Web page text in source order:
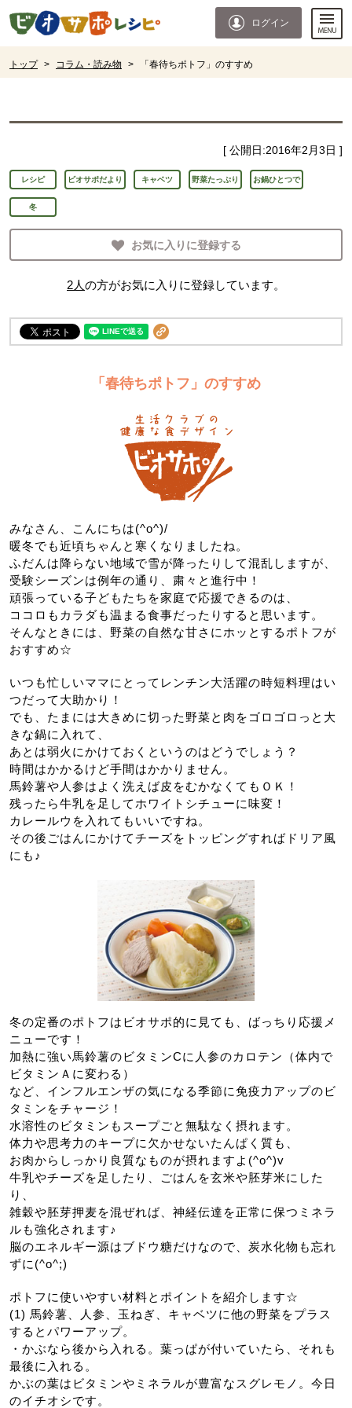
ページの先頭です。
ログイン
トップ > コラム・読み物 > 「春待ちポトフ」のすすめ
[ 公開日:2016年2月3日 ]
レシピ ビオサポだより キャベツ 野菜たっぷり お鍋ひとつで
冬
お気に入りに登録する
2人の方がお気に入りに登録しています。
「春待ちポトフ」のすすめ
みなさん、こんにちは(^o^)/
暖冬でも近頃ちゃんと寒くなりましたね。
ふだんは降らない地域で雪が降ったりして混乱しますが、
受験シーズンは例年の通り、粛々と進行中！
頑張っている子どもたちを家庭で応援できるのは、
ココロもカラダも温まる食事だったりすると思います。
そんなときには、野菜の自然な甘さにホッとするポトフが
おすすめ☆
いつも忙しいママにとってレンチン大活躍の時短料理はい
つだって大助かり！
でも、たまには大きめに切った野菜と肉をゴロゴロっと大
きな鍋に入れて、
あとは弱火にかけておくというのはどうでしょう？
時間はかかるけど手間はかかりません。
馬鈴薯や人参はよく洗えば皮をむかなくてもＯＫ！
残ったら牛乳を足してホワイトシチューに味変！
カレールウを入れてもいいですね。
その後ごはんにかけてチーズをトッピングすればドリア風
にも♪
冬の定番のポトフはビオサポ的に見ても、ばっちり応援メ
ニューです！
加熱に強い馬鈴薯のビタミンCに人参のカロテン（体内で
ビタミンＡに変わる）
など、インフルエンザの気になる季節に免疫力アップのビ
タミンをチャージ！
水溶性のビタミンもスープごと無駄なく摂れます。
体力や思考力のキープに欠かせないたんぱく質も、
お肉からしっかり良質なものが摂れますよ(^o^)v
牛乳やチーズを足したり、ごはんを玄米や胚芽米にした
り、
雑穀や胚芽押麦を混ぜれば、神経伝達を正常に保つミネラ
ルも強化されます♪
脳のエネルギー源はブドウ糖だけなので、炭水化物も忘れ
ずに(^o^;)
ポトフに使いやすい材料とポイントを紹介します☆
(1) 馬鈴薯、人参、玉ねぎ、キャベツに他の野菜をプラス
するとパワーアップ。
・かぶなら後から入れる。葉っぱが付いていたら、それも
最後に入れる。
かぶの葉はビタミンやミネラルが豊富なスグレモノ。今日
のイチオシです。